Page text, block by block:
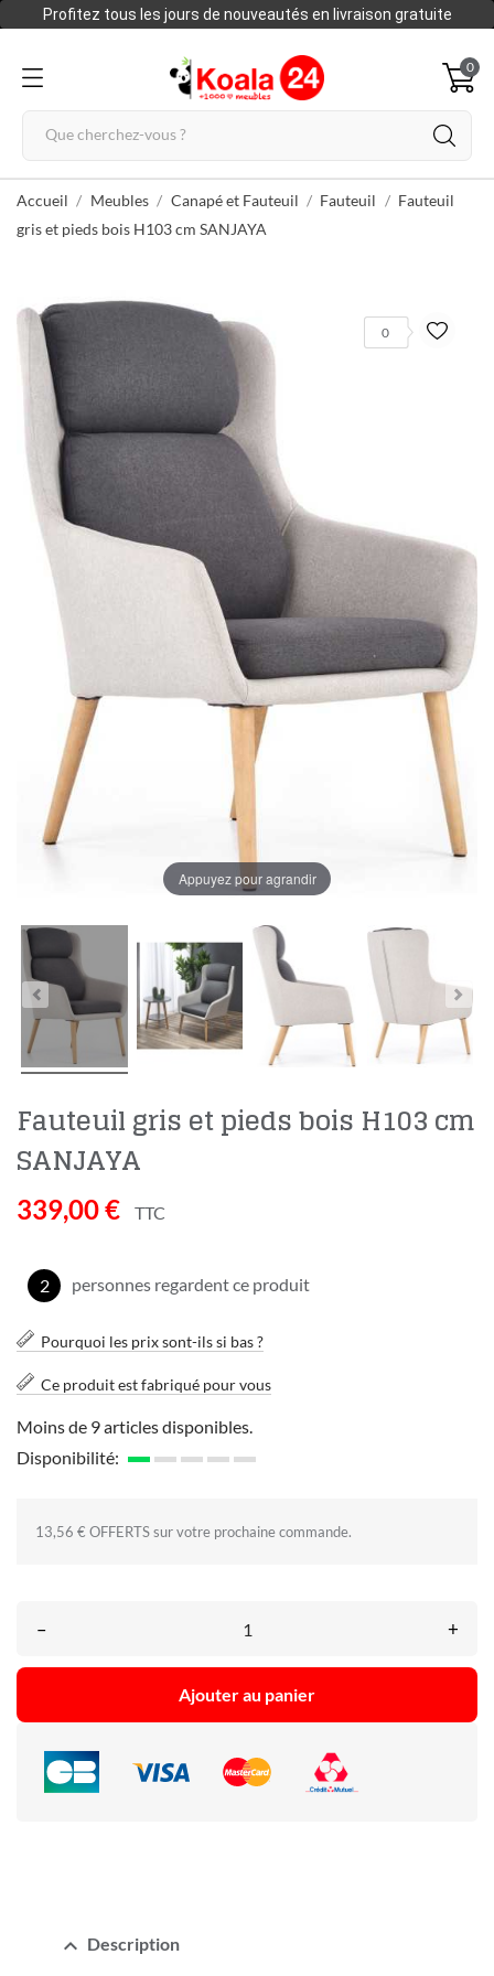
Profitez tous les jours de nouveautés en livraison gratuite
0
Accueil Meubles Canapé et Fauteuil Fauteuil
Fauteuil
gris et pieds bois H103 cm SANJAYA
Appuyez pour agrandir
0
Fauteuil gris et pieds bois H103 cm
SANJAYA
339,00 € TTC
2 personnes regardent ce produit
Pourquoi les prix sont-ils si bas ?
Ce produit est fabriqué pour vous
Moins de 9 articles disponibles.
Disponibilité:
13,56 € OFFERTS sur votre prochaine commande.
– +
Ajouter au panier
expand_less Description